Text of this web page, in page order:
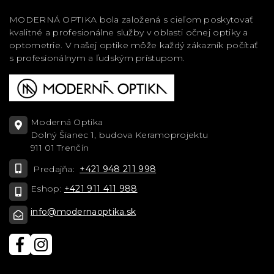
MODERNÁ OPTIKA bola založená s cieľom poskytovať
kvalitné a profesionálne služby v oblasti očnej optiky a
optometrie. V našej optike môže každý zákazník počítať
s profesionálnym a ľudským prístupom.
Moderná Optika
Dolný Šianec 1, budova Keramoprojektu
911 01 Trenčín
Predajňa: +421 948 211 998
Eshop: +421 911 411 988
info@modernaoptika.sk